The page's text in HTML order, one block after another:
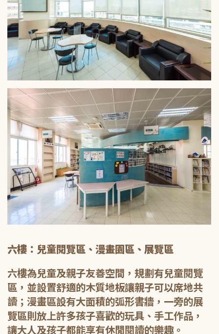
六樓：兒童閱覽區、漫畫園區、展覽區
六樓為兒童及親子友善空間，規劃有兒童閱覽
區，並設置舒適的木質地板讓親子可以席地共
讀；漫畫區設有大面積的弧形書牆，一旁的展
覽區則放上許多孩子喜歡的玩具、手工作品，
讓大人及孩子都能享有休閒閱讀的樂趣。